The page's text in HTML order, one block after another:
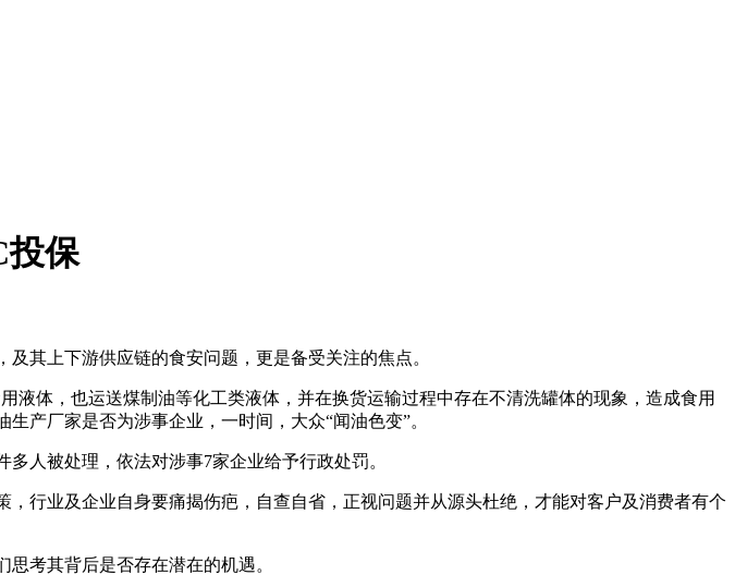
投保
其上下游供应链的食安问题，更是备受关注的焦点。
体，也运送煤制油等化工类液体，并在换货运输过程中存在不清洗罐体的现象，造成食用
产厂家是否为涉事企业，一时间，大众“闻油色变”。
人被处理，依法对涉事7家企业给予行政处罚。
业及企业自身要痛揭伤疤，自查自省，正视问题并从源头杜绝，才能对客户及消费者有个
考其背后是否存在潜在的机遇。